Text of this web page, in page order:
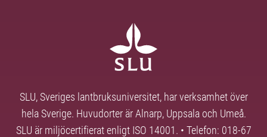
SLU, Sveriges lantbruksuniversitet, har verksamhet över
hela Sverige. Huvudorter är Alnarp, Uppsala och Umeå.
SLU är miljöcertifierat enligt ISO 14001. • Telefon: 018-67